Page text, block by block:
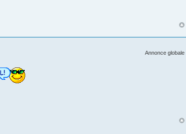
Annonce globale